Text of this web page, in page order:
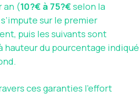
an (10?€ à 75?€selon la
sur le premier
puis les suivants sont
hauteur du pourcentage indiqué
ces garanties l’effort